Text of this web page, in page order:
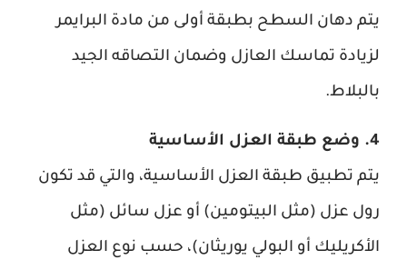
يتم دهان السطح بطبقة أولى من مادة البرايمر
لزيادة تماسك العازل وضمان التصاقه الجيد
بالبلاط.
4. وضع طبقة العزل الأساسية
يتم تطبيق طبقة العزل الأساسية، والتي قد تكون
رول عزل (مثل البيتومين) أو عزل سائل (مثل
الأكريليك أو البولي يوريثان)، حسب نوع العزل